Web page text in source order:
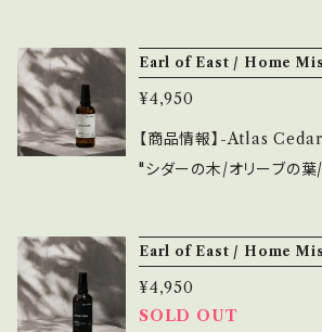
ーンで活用可能です。 ・シ
みるのも良し、シンプルな
おすすめです。 また、
enerやIncense各種と香
iko Dafkosが幼少時代に過
田舎にある祖父母のイング
インスパイアされました。
は、燃焼とともに明るさと
なシーンで活用可能です。
えてみるのも良し、シンプ
ちもおすすめです。 また
Earl of East / Home
¥4,950
【商品情報】-Atlas
"シダーの木/オリーブの葉
木、オリーブの葉、白いム
ンドは、アトラス山脈を想
温かみのあるどこか素朴
Earl of East / Home
¥4,950
SOLD OUT